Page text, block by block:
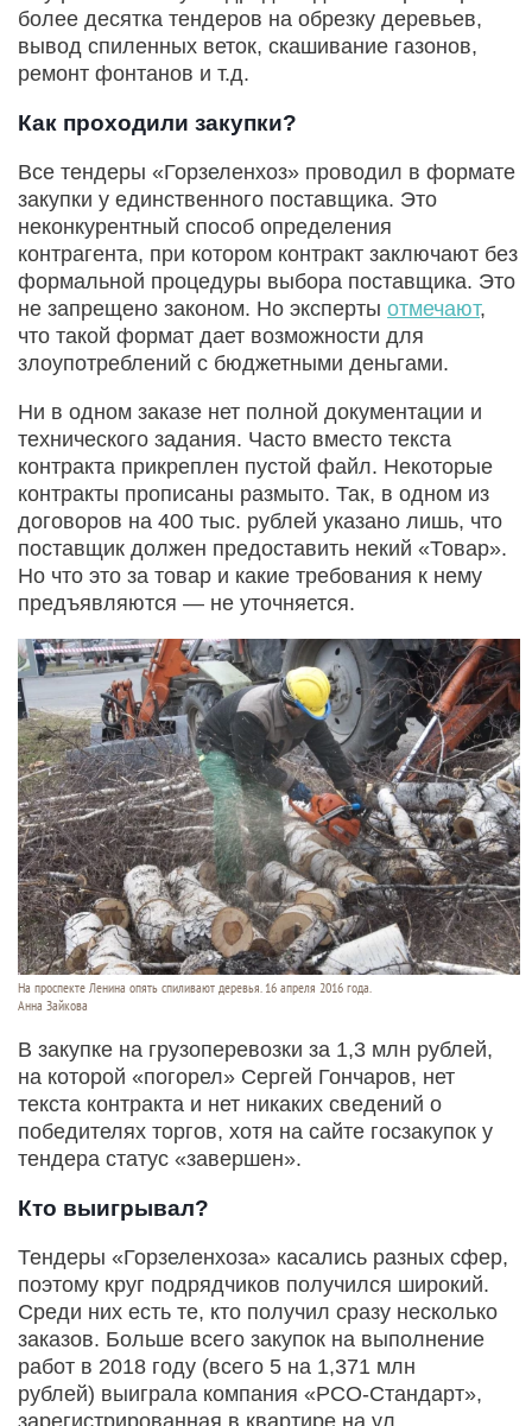
более десятка тендеров на обрезку деревьев,
вывод спиленных веток, скашивание газонов,
ремонт фонтанов и т.д.
Как проходили закупки?
Все тендеры «Горзеленхоз» проводил в формате
закупки у единственного поставщика. Это
неконкурентный способ определения
контрагента, при котором контракт заключают без
формальной процедуры выбора поставщика. Это
не запрещено законом. Но эксперты отмечают,
что такой формат дает возможности для
злоупотреблений с бюджетными деньгами.
Ни в одном заказе нет полной документации и
технического задания. Часто вместо текста
контракта прикреплен пустой файл. Некоторые
контракты прописаны размыто. Так, в одном из
договоров на 400 тыс. рублей указано лишь, что
поставщик должен предоставить некий «Товар».
Но что это за товар и какие требования к нему
предъявляются — не уточняется.
На проспекте Ленина опять спиливают деревья. 16 апреля 2016 года.
Анна Зайкова
В закупке на грузоперевозки за 1,3 млн рублей,
на которой «погорел» Сергей Гончаров, нет
текста контракта и нет никаких сведений о
победителях торгов, хотя на сайте госзакупок у
тендера статус «завершен».
Кто выигрывал?
Тендеры «Горзеленхоза» касались разных сфер,
поэтому круг подрядчиков получился широкий.
Среди них есть те, кто получил сразу несколько
заказов. Больше всего закупок на выполнение
работ в 2018 году (всего 5 на 1,371 млн
рублей) выиграла компания «РСО-Стандарт»,